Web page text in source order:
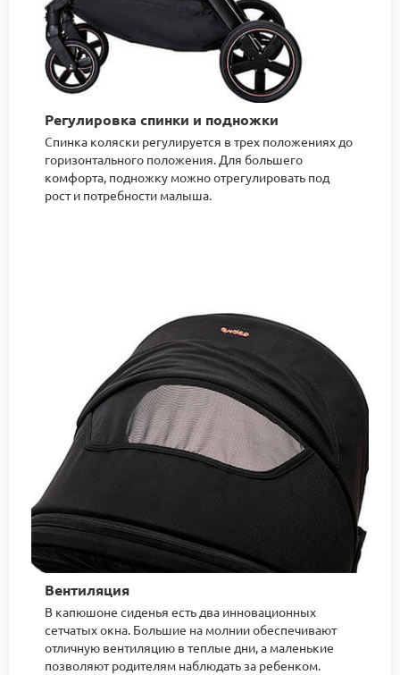
Регулировка спинки и подножки
Спинка коляски регулируется в трех положениях до
горизонтального положения. Для большего
комфорта, подножку можно отрегулировать под
рост и потребности малыша.
Вентиляция
В капюшоне сиденья есть два инновационных
сетчатых окна. Большие на молнии обеспечивают
отличную вентиляцию в теплые дни, а маленькие
позволяют родителям наблюдать за ребенком.